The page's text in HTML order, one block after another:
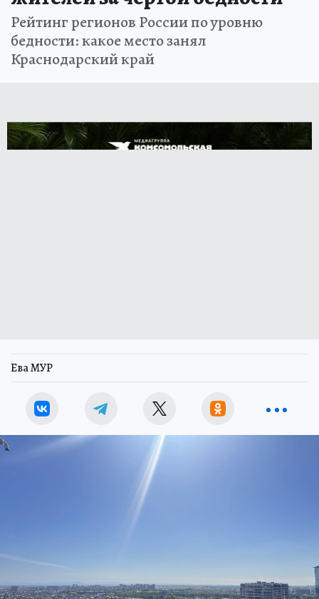
Рейтинг регионов России по уровню
бедности: какое место занял
Краснодарский край
Ева МУР